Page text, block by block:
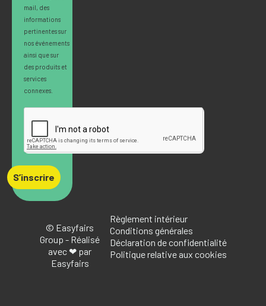
mail, des
informations
pertinentes sur
nos événements
ainsi que sur
des produits et
services
connexes.
S’inscrire
© Easyfairs
Group - Réalisé
avec ❤ par
Easyfairs
Règlement intérieur
Conditions générales
Déclaration de confidentialité
Politique relative aux cookies